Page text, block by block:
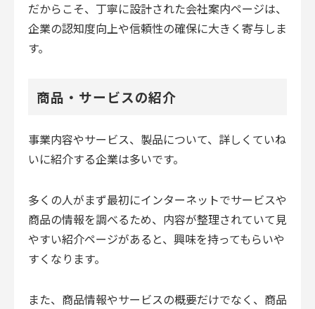
だからこそ、丁寧に設計された会社案内ページは、
企業の認知度向上や信頼性の確保に大きく寄与しま
す。
商品・サービスの紹介
事業内容やサービス、製品について、詳しくていね
いに紹介する企業は多いです。
多くの人がまず最初にインターネットでサービスや
商品の情報を調べるため、内容が整理されていて見
やすい紹介ページがあると、興味を持ってもらいや
すくなります。
また、商品情報やサービスの概要だけでなく、商品